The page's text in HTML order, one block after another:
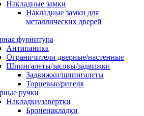
Накладные замки
Накладные замки для
металлических дверей
фурнитура
Антипаника
Ограничители дверные/настенные
Шпингалеты/засовы/задвижки
Задвижки/шпингалеты
Торцевые/ригеля
ручки
Накладки/завертки
Броненакладки